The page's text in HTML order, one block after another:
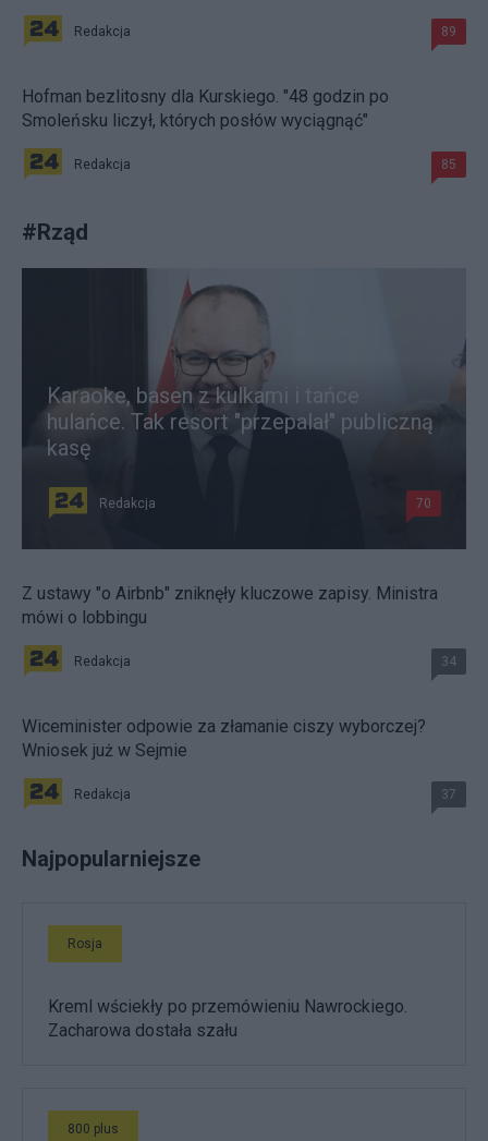
Redakcja 89
Hofman bezlitosny dla Kurskiego. "48 godzin po
Smoleńsku liczył, których posłów wyciągnąć"
Redakcja 85
#Rząd
Karaoke, basen z kulkami i tańce
hulańce. Tak resort "przepalał" publiczną
kasę
Redakcja 70
Z ustawy "o Airbnb" zniknęły kluczowe zapisy. Ministra
mówi o lobbingu
Redakcja 34
Wiceminister odpowie za złamanie ciszy wyborczej?
Wniosek już w Sejmie
Redakcja 37
Najpopularniejsze
Rosja
Kreml wściekły po przemówieniu Nawrockiego.
Zacharowa dostała szału
800 plus